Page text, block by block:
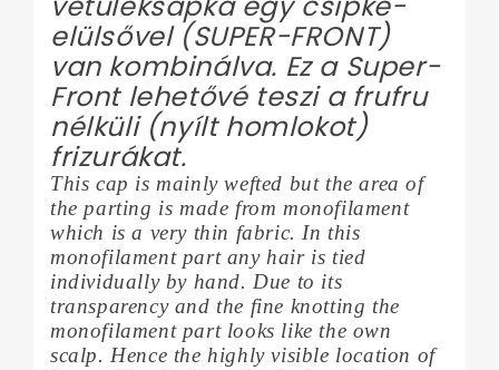
elülsővel (SUPER-FRONT)
van kombinálva. Ez a Super-
Front lehetővé teszi a frufru
nélküli (nyílt homlokot)
frizurákat.
This cap is mainly wefted but the area of
the parting is made from monofilament
which is a very thin fabric. In this
monofilament part any hair is tied
individually by hand. Due to its
transparency and the fine knotting the
monofilament part looks like the own
scalp. Hence the highly visible location of